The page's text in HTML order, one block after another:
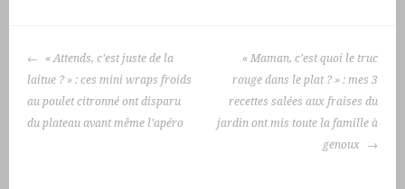
NAVIGATION
DES
ARTICLES
« Attends, c’est juste de la
laitue ? » : ces mini wraps froids
au poulet citronné ont disparu
du plateau avant même l’apéro
« Maman, c’est quoi le truc
rouge dans le plat ? » : mes 3
recettes salées aux fraises du
jardin ont mis toute la famille à
genoux